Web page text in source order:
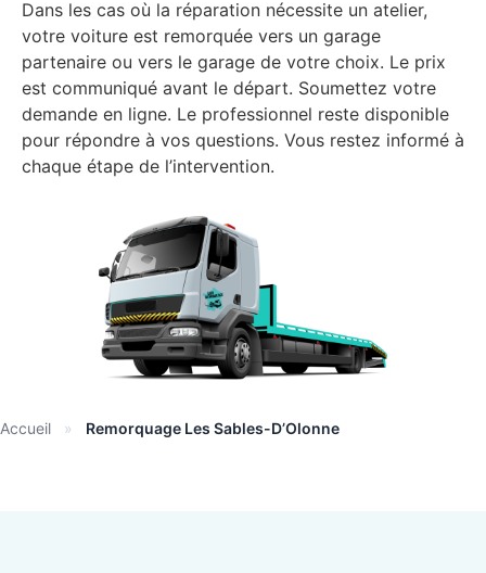
Dans les cas où la réparation nécessite un atelier,
votre voiture est remorquée vers un garage
partenaire ou vers le garage de votre choix. Le prix
est communiqué avant le départ. Soumettez votre
demande en ligne. Le professionnel reste disponible
pour répondre à vos questions. Vous restez informé à
chaque étape de l’intervention.
Accueil » Remorquage Les Sables-D’Olonne